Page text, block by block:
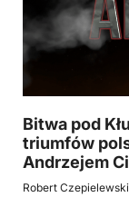
Bitwa pod
triumfów
Andrzejem
Robert Czepielewski